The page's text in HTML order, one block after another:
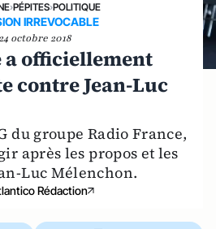
›PÉPITES›POLITIQUE
IRREVOCABLE
octobre 2018
a officiellement
contre Jean-Luc
du groupe Radio France,
après les propos et les
Luc Mélenchon.
Rédaction